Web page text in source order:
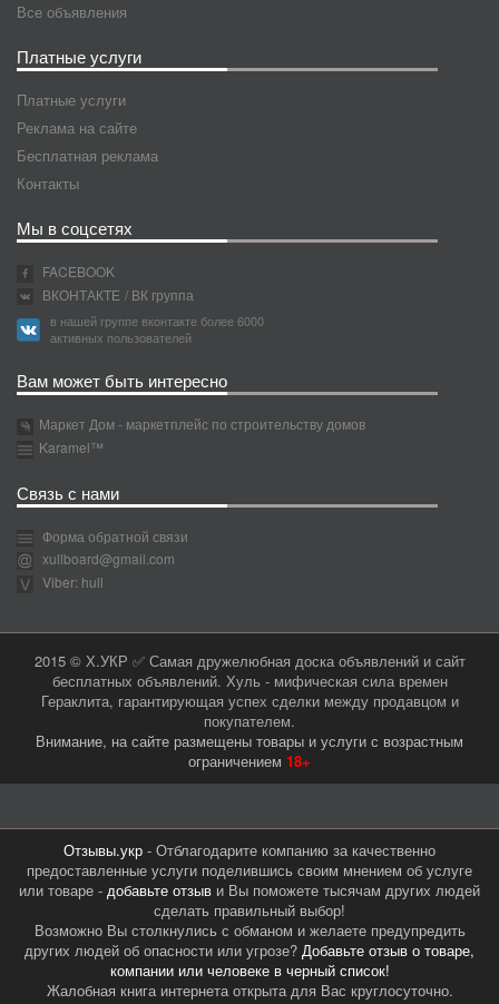
Все объявления
Платные услуги
Платные услуги
Реклама на сайте
Бесплатная реклама
Контакты
Мы в соцсетях
FACEBOOK
ВКОНТАКТЕ / ВК группа
в нашей группе вконтакте более 6000
активных пользователей
Вам может быть интересно
Маркет Дом - маркетплейс по строительству домов
Karamel™
Связь с нами
Форма обратной связи
xullboard@gmail.com
Viber: hull
2015 © Х.УКР ✅ Самая дружелюбная доска объявлений и сайт
бесплатных объявлений. Хуль - мифическая сила времен
Гераклита, гарантирующая успех сделки между продавцом и
покупателем.
Внимание, на сайте размещены товары и услуги с возрастным
ограничением 18+
Отзывы.укр - Отблагодарите компанию за качественно
предоставленные услуги поделившись своим мнением об услуге
или товаре - добавьте отзыв и Вы поможете тысячам других людей
сделать правильный выбор!
Возможно Вы столкнулись с обманом и желаете предупредить
других людей об опасности или угрозе? Добавьте отзыв о товаре,
компании или человеке в черный список!
Жалобная книга интернета открыта для Вас круглосуточно.